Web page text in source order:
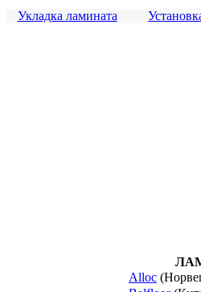
Укладка ламината
Alloc